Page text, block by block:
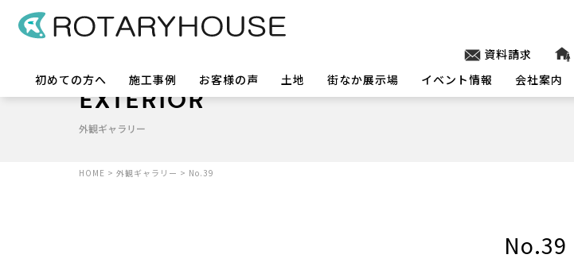
資料請求
初めての方へ
施工事例 お客様の声 土地 街なか展示場 イベント情報 会社案内
EXTERIOR
外観ギャラリー
HOME > 外観ギャラリー > No.39
No.39